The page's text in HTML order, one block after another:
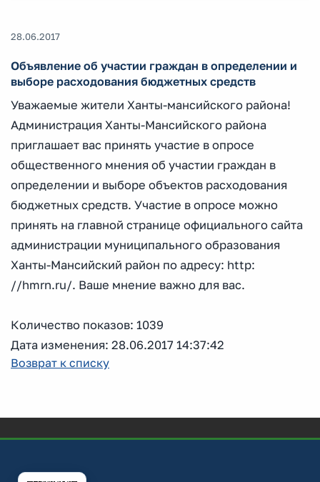
28.06.2017
Объявление об участии граждан в определении и
выборе расходования бюджетных средств
Уважаемые жители Ханты-мансийского района!
Администрация Ханты-Мансийского района
приглашает вас принять участие в опросе
общественного мнения об участии граждан в
определении и выборе объектов расходования
бюджетных средств. Участие в опросе можно
принять на главной странице официального сайта
администрации муниципального образования
Ханты-Мансийский район по адресу: http:
//hmrn.ru/. Ваше мнение важно для вас.
Количество показов: 1039
Дата изменения: 28.06.2017 14:37:42
Возврат к списку